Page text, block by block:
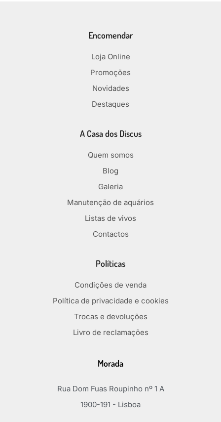
Encomendar
Loja Online
Promoções
Novidades
Destaques
A Casa dos Discus
Quem somos
Blog
Galeria
Manutenção de aquários
Listas de vivos
Contactos
Políticas
Condições de venda
Política de privacidade e cookies
Trocas e devoluções
Livro de reclamações
Morada
Rua Dom Fuas Roupinho nº 1 A
1900-191 - Lisboa